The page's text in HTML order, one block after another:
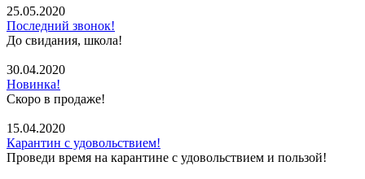
25.05.2020
Последний звонок!
До свидания, школа!
30.04.2020
Новинка!
Скоро в продаже!
15.04.2020
Карантин с удовольствием!
Проведи время на карантине с удовольствием и пользой!